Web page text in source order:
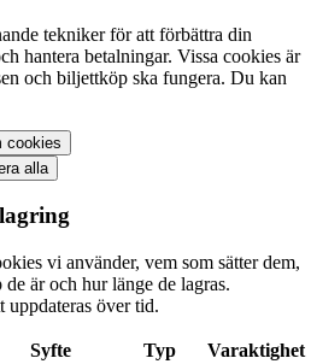
tekniker för att förbättra din
hantera betalningar. Vissa cookies är
och biljettköp ska fungera. Du kan
cookies
alla
vi använder, vem som sätter dem,
är och hur länge de lagras.
uppdateras över tid.
Syfte Typ Varaktighet